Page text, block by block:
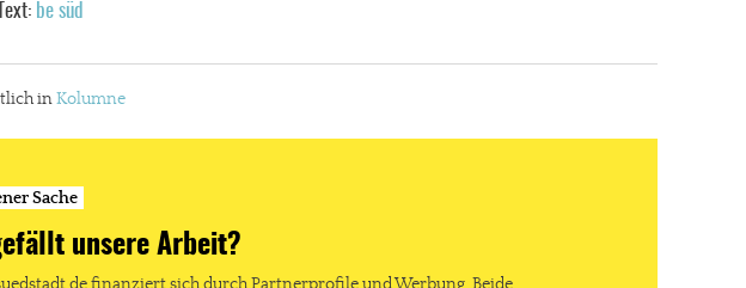
Text: be süd
inKolumne
Sache
unsere Arbeit?